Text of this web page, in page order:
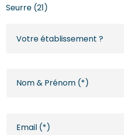
Seurre (21)